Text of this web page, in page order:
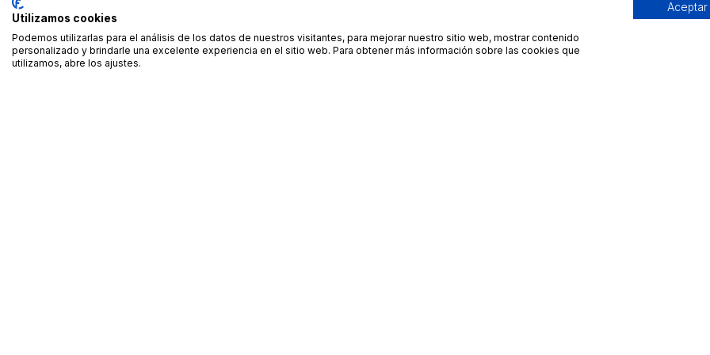
Utilizamos cookies
Podemos utilizarlas para el análisis de los datos de nuestros visitantes, para mejorar nuestro sitio web, mostrar contenido
personalizado y brindarle una excelente experiencia en el sitio web. Para obtener más información sobre las cookies que
utilizamos, abre los ajustes.